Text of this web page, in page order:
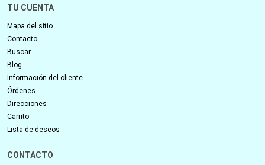
TU CUENTA
Mapa del sitio
Contacto
Buscar
Blog
Información del cliente
Órdenes
Direcciones
Carrito
Lista de deseos
CONTACTO